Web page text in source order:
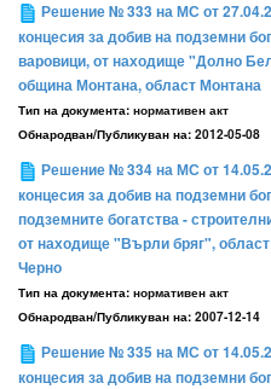
Решение № 333 на МС от
концесия за добив на подземни
варовици, от находище "Долно
община Монтана, област Монтана
Тип на документа: нормативен акт
Обнародван/Публикуван на: 2012-05-08
Решение № 334 на МС от
концесия за добив на подземни
подземните богатства -
от находище "Върли бряг",
Черно
Тип на документа: нормативен акт
Обнародван/Публикуван на: 2007-12-14
Решение № 335 на МС от
концесия за добив на подземни